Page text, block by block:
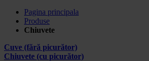
Pagina principala
Produse
Chiuvete
Cuve (fără picurător)
Chiuvete (cu picurător)